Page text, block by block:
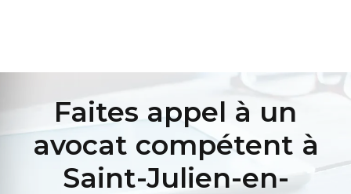
Faites appel à un
avocat compétent à
Saint-Julien-en-